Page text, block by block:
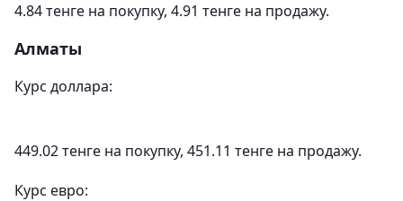
4.84 тенге на покупку, 4.91 тенге на продажу.
Алматы
Курс доллара:
449.02 тенге на покупку, 451.11 тенге на продажу.
Курс евро: